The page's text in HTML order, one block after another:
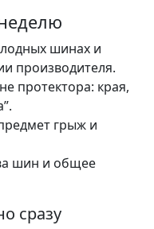
шинах и
производителя.
протектора: края,
грыж и
шин и общее
сразу